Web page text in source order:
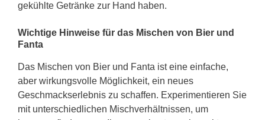
gekühlte Getränke zur Hand haben.
Wichtige Hinweise für das Mischen von Bier und
Fanta
Das Mischen von Bier und Fanta ist eine einfache,
aber wirkungsvolle Möglichkeit, ein neues
Geschmackserlebnis zu schaffen. Experimentieren Sie
mit unterschiedlichen Mischverhältnissen, um